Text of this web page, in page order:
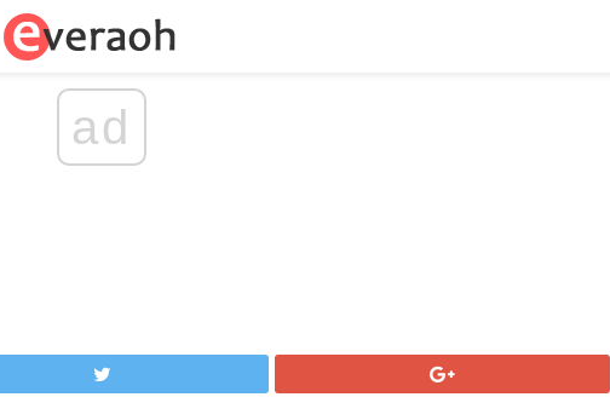
ad